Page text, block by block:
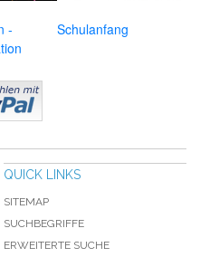
-
Schulanfang
QUICK LINKS
SITEMAP
SUCHBEGRIFFE
ERWEITERTE SUCHE